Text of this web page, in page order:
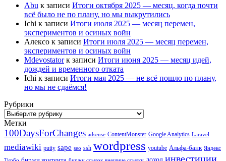
Abu к записи Итоги октября 2025 — месяц, когда почти
всё было не по плану, но мы выкрутились
Ichi к записи Итоги июля 2025 — месяц перемен,
экспериментов и осиных войн
Алексо к записи Итоги июля 2025 — месяц перемен,
экспериментов и осиных войн
Mdevostatorк записи Итоги июня 2025 — месяц идей,
дождей и временного отката
Ichi к записи Итоги мая 2025 — не всё пошло по плану,
но мы не сдаёмся!
Рубрики
Рубрики
Метки
100DaysForChanges adsense ContentMonster Google Analytics Laravel
mediawiki putty sape seo ssh wordpress youtube Альфа-банк Яндекс
инвестиции